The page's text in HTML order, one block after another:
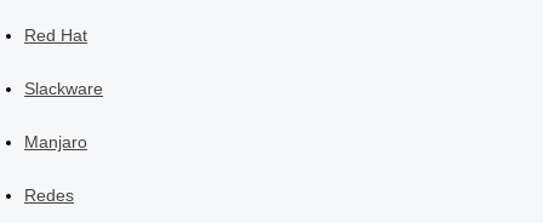
Red Hat
Slackware
Manjaro
Redes